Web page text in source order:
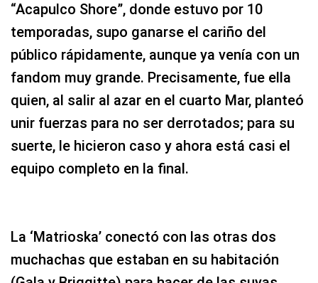
“Acapulco Shore”, donde estuvo por 10
temporadas, supo ganarse el cariño del
público rápidamente, aunque ya venía con un
fandom muy grande. Precisamente, fue ella
quien, al salir al azar en el cuarto Mar, planteó
unir fuerzas para no ser derrotados; para su
suerte, le hicieron caso y ahora está casi el
equipo completo en la final.
La ‘Matrioska’ conectó con las otras dos
muchachas que estaban en su habitación